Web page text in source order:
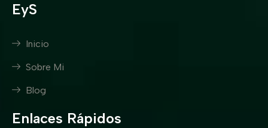
EyS
Inicio
Sobre Mi
Blog
Enlaces Rápidos